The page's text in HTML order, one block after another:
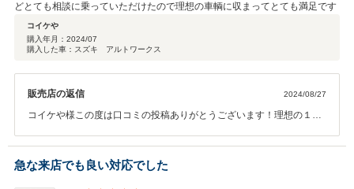
どとても相談に乗っていただけたので理想の車輌に収まってとても満足です
コイケや
購入年月： 2024/07
購入した車：スズキ アルトワークス
販売店の返信 2024/08/27
コイケや様この度は口コミの投稿ありがとうございます！理想の１台
の事なら何でもご相談下さい♪またお近くに来た際はぜひご来店下さい
(^^♪
急な来店でも良い対応でした